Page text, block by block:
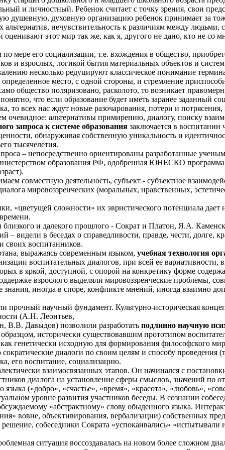
и личностный. Ребенок считает с точку зрения, свои
душевную, духовную организацию ребенок принимает за
нечувствительность к различиям между людьми,
этот мир так же, как я, другого не дано, кто не со
мере его социализации, т.е. вхождения в общество,
и взрослых, логикой бытия материальных объектов и
несколько редуцируют классическое понимание
место, с одной стороны, и стремление
общество поляризовано, расколото, то возникает
что если образование будет иметь заранее заданный
то всех нас ждут новые разочарования, потери и
очевидное: альтернативы примирению, диалогу, поиску
запроса к системе образования заключается в воспитании
обнаруживая собственную уникальность и
тысячелетия.
– непосредственно ориентированы разработанные
образования РФ, одобренная ЮНЕСКО
совместную деятельность, субъект - субъектное
мировоззренческих (моральных, нравственных,
«цветущей сложности» их эвристического потенциала
близкого и далекого прошлого - Сократ и Платон, Я.А.
в беседах о справедливости, правде, чести, долге,
своих воспитанников.
выражаясь современным языком, учебная технология
воспитательных диалогов, при всей ее вариативности,
в яркой, доступной, с опорой на конкретику форме
взрослого выделяли мировоззренческие проблемы,
иногда в споре, конфликте мнений, иногда взаимно
прочный научный фундамент. Культурно-историческая
(А.Н. Леонтьев,
В.В. Давыдов) позволили разработать подлинно научную
исторически существовавшим прототипом
генетически исходную для формирования философского
диалоги по своим целям и способу проведения
его воспитание, социализацию.
взаимосвязанных этапов. Он начинался с
диалога на установление сферы смыслов, значений
(«добро», «счастье», «время», «красота», «любовь»,
уровне развития участников беседы. В сознании
«абстрактному» слову обыденного языка.
вовне, объективирования, вербализации) собственных
собеседники Сократа «успокаивались»
ситуация воссоздавалась на новом более сложном